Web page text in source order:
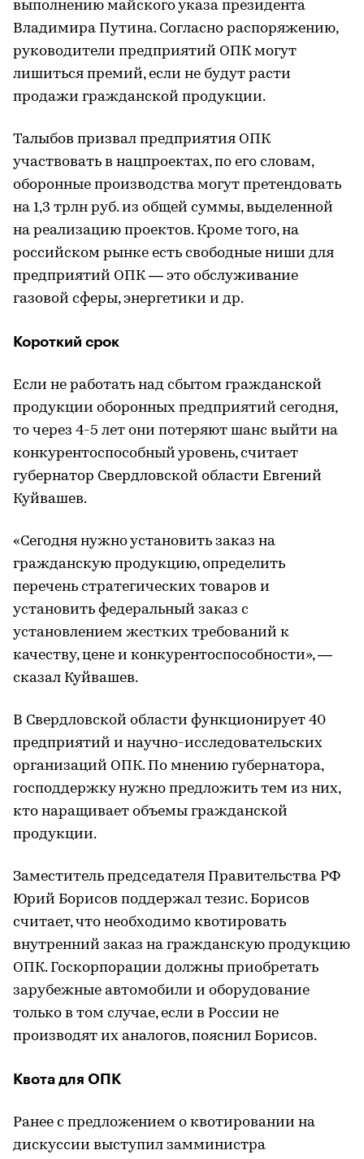
выполнению майского указа президента
Владимира Путина. Согласно распоряжению,
руководители предприятий ОПК могут
лишиться премий, если не будут расти
продажи гражданской продукции.
Талыбов призвал предприятия ОПК
участвовать в нацпроектах, по его словам,
оборонные производства могут претендовать
на 1,3 трлн руб. из общей суммы, выделенной
на реализацию проектов. Кроме того, на
российском рынке есть свободные ниши для
предприятий ОПК — это обслуживание
газовой сферы, энергетики и др.
Короткий срок
Если не работать над сбытом гражданской
продукции оборонных предприятий сегодня,
то через 4-5 лет они потеряют шанс выйти на
конкурентоспособный уровень, считает
губернатор Свердловской области Евгений
Куйвашев.
«Сегодня нужно установить заказ на
гражданскую продукцию, определить
перечень стратегических товаров и
установить федеральный заказ с
установлением жестких требований к
качеству, цене и конкурентоспособности», —
сказал Куйвашев.
В Свердловской области функционирует 40
предприятий и научно-исследовательских
организаций ОПК. По мнению губернатора,
господдержку нужно предложить тем из них,
кто наращивает объемы гражданской
продукции.
Заместитель председателя Правительства РФ
Юрий Борисов поддержал тезис. Борисов
считает, что необходимо квотировать
внутренний заказ на гражданскую продукцию
ОПК. Госкорпорации должны приобретать
зарубежные автомобили и оборудование
только в том случае, если в России не
производят их аналогов, пояснил Борисов.
Квота для ОПК
Ранее с предложением о квотировании на
дискуссии выступил замминистра